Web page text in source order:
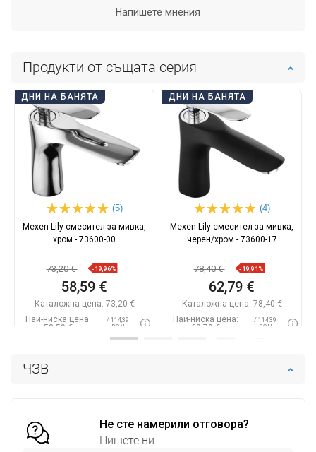
ЧЗВ
Не сте намерили отговора?
Пишете ни
Напишете мнения
Продукти от същата серия
ДНИ НА БАНЯТА
(5)
Mexen Lily смесител за мивка,
хром - 73600-00
73,20 € -19,96%
58,59 €
Каталожна цена: 73,20 €
Най-ниска цена:
58,59 €
/ 114,39
BGN
Добави в количката
ДНИ НА БАНЯТА
(4)
Mexen Lily смесител за мивка,
черен/хром - 73600-17
78,40 € -19,91%
62,79 €
Каталожна цена: 78,40 €
Най-ниска цена:
62,79 €
/ 114,39
BGN
Добави в количката